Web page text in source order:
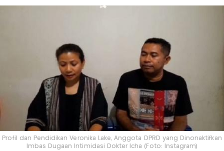
Profil dan Pendidikan Veronika Lake, Anggota DPRD yang Dinonaktifkan
Imbas Dugaan Intimidasi Dokter Icha (Foto: Instagram)